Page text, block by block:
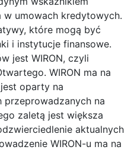
w umowach kredytowych.
które mogą być
i instytucje finansowe.
jest WIRON, czyli
WIRON ma na
oparty na
na
zaletą jest większa
aktualnych
WIRON-u ma na